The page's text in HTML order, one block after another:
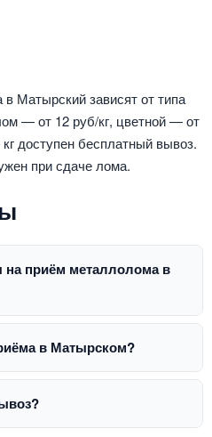
Матырский зависят от типа
— от 12 руб/кг, цветной — от
доступен бесплатный вывоз.
при сдаче лома.
на приём металлолома в
в Матырском?